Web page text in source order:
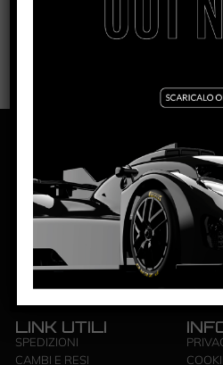
NSR S.R.L. | ZONA INDUSTRIALE |
GIFFONI VALLE PIANA –
LINK UTILI
SPEDIZIONI
CAMBI E RESI